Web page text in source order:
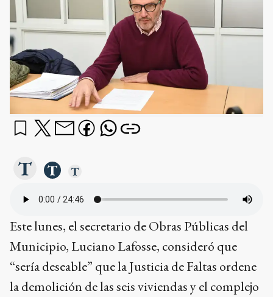
Este lunes, el secretario de Obras Públicas del
Municipio, Luciano Lafosse, consideró que
“sería deseable” que la Justicia de Faltas ordene
la demolición de las seis viviendas y el complejo